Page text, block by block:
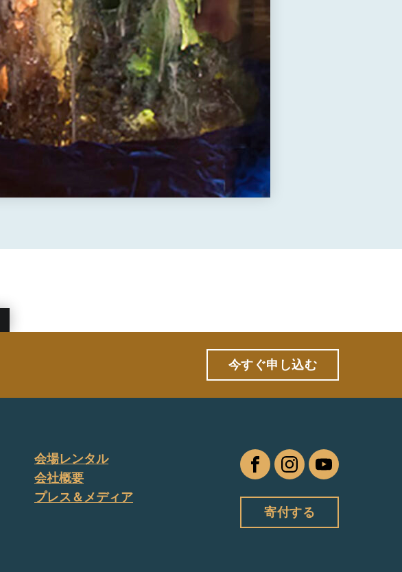
今すぐ申し込む
会場レンタル
会社概要
プレス＆メディア
フ
イ
ス
イ
ス
タ
ユ
ュ
寄付する